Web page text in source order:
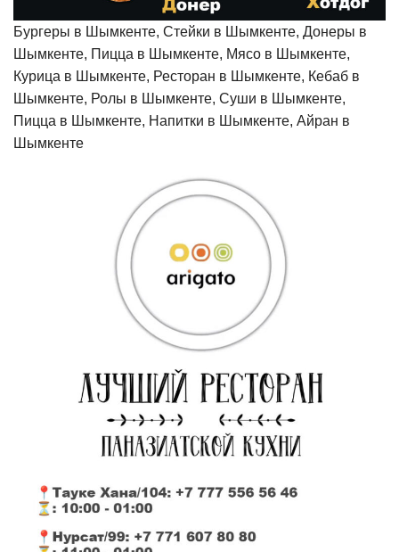
Бургеры в Шымкенте, Стейки в Шымкенте, Донеры в
Шымкенте, Пицца в Шымкенте, Мясо в Шымкенте,
Курица в Шымкенте, Ресторан в Шымкенте, Кебаб в
Шымкенте, Ролы в Шымкенте, Суши в Шымкенте,
Пицца в Шымкенте, Напитки в Шымкенте, Айран в
Шымкенте